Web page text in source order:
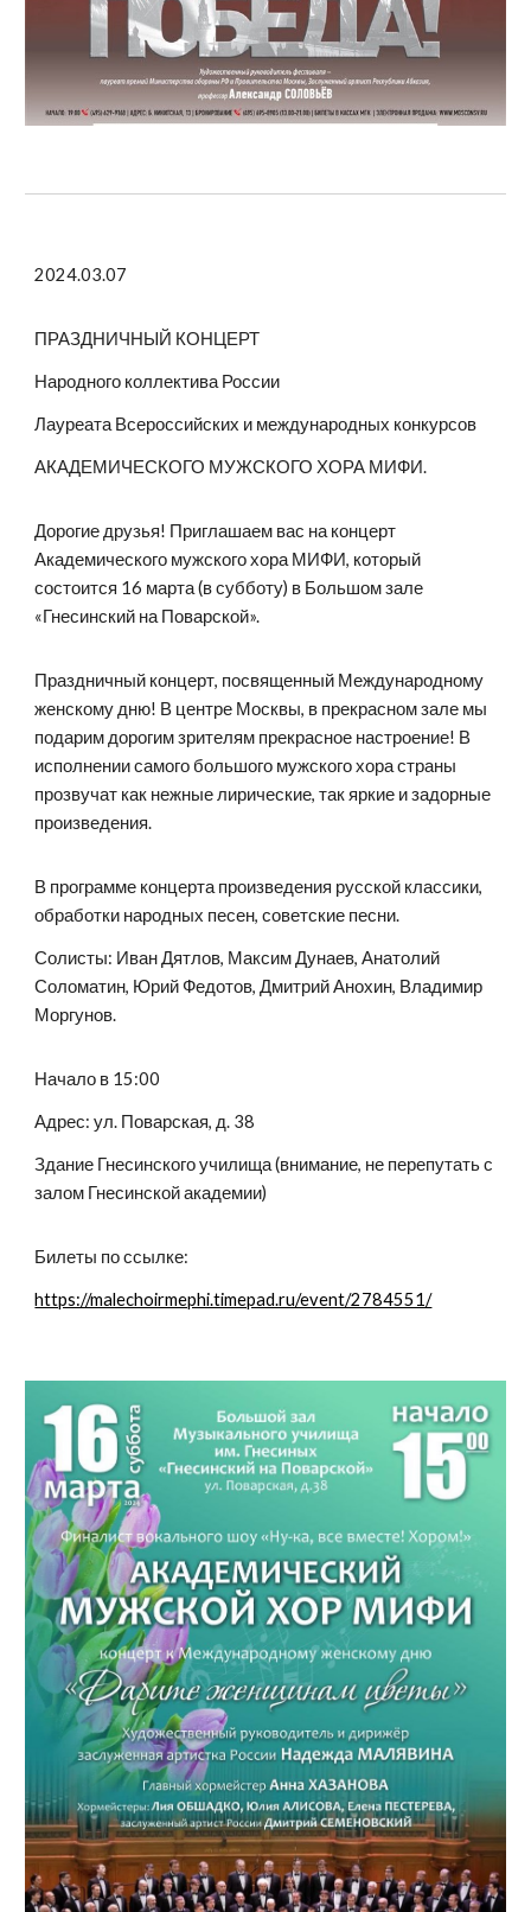
2024.03.07
ПРАЗДНИЧНЫЙ КОНЦЕРТ
Народного коллектива России
Лауреата Всероссийских и международных конкурсов
АКАДЕМИЧЕСКОГО МУЖСКОГО ХОРА МИФИ.
Дорогие друзья! Приглашаем вас на концерт
Академического мужского хора МИФИ, который
состоится 16 марта (в субботу) в Большом зале
«Гнесинский на Поварской».
Праздничный концерт, посвященный Международному
женскому дню! В центре Москвы, в прекрасном зале мы
подарим дорогим зрителям прекрасное настроение! В
исполнении самого большого мужского хора страны
прозвучат как нежные лирические, так яркие и задорные
произведения.
В программе концерта произведения русской классики,
обработки народных песен, советские песни.
Солисты: Иван Дятлов, Максим Дунаев, Анатолий
Соломатин, Юрий Федотов, Дмитрий Анохин, Владимир
Моргунов.
Начало в 15:00
Адрес: ул. Поварская, д. 38
Здание Гнесинского училища (внимание, не перепутать с
залом Гнесинской академии)
Билеты по ссылке:
https://malechoirmephi.timepad.ru/event/2784551/